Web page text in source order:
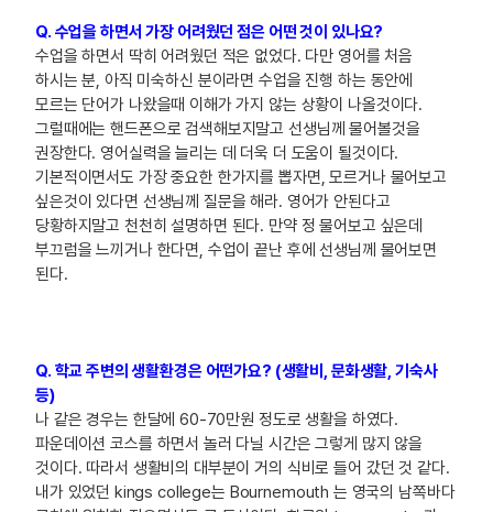
Q. 수업을 하면서 가장 어려웠던 점은 어떤 것이 있나요?
수업을 하면서 딱히 어려웠던 적은 없었다. 다만 영어를 처음
하시는 분, 아직 미숙하신 분이라면 수업을 진행 하는 동안에
모르는 단어가 나왔을때 이해가 가지 않는 상황이 나올것이다.
그럴때에는 핸드폰으로 검색해보지말고 선생님께 물어볼것을
권장한다. 영어실력을 늘리는 데 더욱 더 도움이 될것이다.
기본적이면서도 가장 중요한 한가지를 뽑자면, 모르거나 물어보고
싶은것이 있다면 선생님께 질문을 해라. 영어가 안된다고
당황하지말고 천천히 설명하면 된다. 만약 정 물어보고 싶은데
부끄럼을 느끼거나 한다면, 수업이 끝난 후에 선생님께 물어보면
된다.
Q. 학교 주변의 생활환경은 어떤가요? (생활비, 문화생활, 기숙사
등)
나 같은 경우는 한달에 60-70만원 정도로 생활을 하였다.
파운데이션 코스를 하면서 놀러 다닐 시간은 그렇게 많지 않을
것이다. 따라서 생활비의 대부분이 거의 식비로 들어 갔던 것 같다.
내가 있었던 kings college는 Bournemouth 는 영국의 남쪽바다